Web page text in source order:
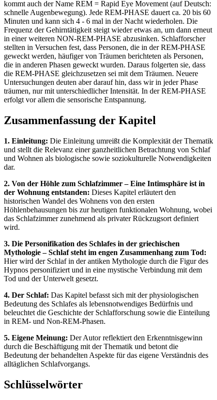
kommt auch der Name REM = Rapid Eye Movement (auf Deutsch:
schnelle Augenbewegung). Jede REM-PHASE dauert ca. 20 bis 60
Minuten und kann sich 4 - 6 mal in der Nacht wiederholen. Die
Frequenz der Gehirntätigkeit steigt wieder etwas an, um dann erneut
in einer weiteren NON-REM-PHASE abzusinken. Schlafforscher
stellten in Versuchen fest, dass Personen, die in der REM-PHASE
geweckt werden, häufiger von Träumen berichteten als Personen,
die in anderen Phasen geweckt wurden. Daraus folgerten sie, dass
die REM-PHASE gleichzusetzen sei mit dem Träumen. Neuere
Untersuchungen deuten aber darauf hin, dass wir in jeder Phase
träumen, nur mit unterschiedlicher Intensität. In der REM-PHASE
erfolgt vor allem die sensorische Entspannung.
Zusammenfassung der Kapitel
1. Einleitung: Die Einleitung umreißt die Komplexität der Thematik
und stellt die Relevanz einer ganzheitlichen Betrachtung von Schlaf
und Wohnen als biologische sowie soziokulturelle Notwendigkeiten
dar.
2. Von der Höhle zum Schlafzimmer – Eine Intimsphäre ist in
der Wohnung entstanden: Dieses Kapitel erläutert den
historischen Wandel des Wohnens von den ersten
Höhlenbehausungen bis zur heutigen funktionalen Wohnung, wobei
das Schlafzimmer zunehmend als privater Rückzugsort definiert
wird.
3. Die Personifikation des Schlafes in der griechischen
Mythologie – Schlaf steht im engen Zusammenhang zum Tod:
Hier wird der Schlaf in der antiken Mythologie durch die Figur des
Hypnos personifiziert und in eine mystische Verbindung mit dem
Tod und der Unterwelt gesetzt.
4. Der Schlaf: Das Kapitel befasst sich mit der physiologischen
Bedeutung des Schlafes als lebensnotwendiges Bedürfnis und
beleuchtet die Geschichte der Schlafforschung sowie die Einteilung
in REM- und Non-REM-Phasen.
5. Eigene Meinung: Der Autor reflektiert den Erkenntnisgewinn
durch die Beschäftigung mit der Thematik und betont die
Bedeutung der behandelten Aspekte für das eigene Verständnis des
alltäglichen Schlafvorgangs.
Schlüsselwörter